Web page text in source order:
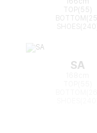
TOP(55)
BOTTOM(25)
SA